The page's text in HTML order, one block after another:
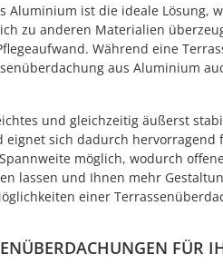
Aluminium ist die ideale Lösung,
zu anderen Materialien
Während eine
aus Aluminium
und gleichzeitig äußerst
sich dadurch
möglich, wodurch
lassen und Ihnen mehr
einer
FÜR